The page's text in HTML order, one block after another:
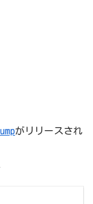
がリリースされ